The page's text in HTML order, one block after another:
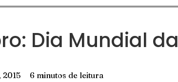
Dia Mundial da
2015 6 minutos de leitura